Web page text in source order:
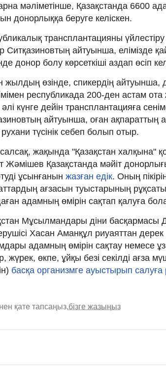
мәліметінше, Қазақстанда 6600
донорлыққа беруге келіскен.
трансплантацияны
Ситқазиновтың айтуынша, елімізде
донор болу көрсеткіші аздап өсіп
жылдың өзінде, спикердің айтуынша,
республикада 200-ден астам
күнге дейін трансплантацияға
айтуынша, оған ақпараттың
түсінік себеп болып отыр.
жақында "Қазақстан халқына"
Жәмішев Қазақстанда мәйіт
ұсынғанын жазған едік. Оның
ағзасын туыстарының
адамның өмірін сақтап қалуға
Мұсылмандары діни басқармасы
Хасан Аманқұл риуаяттан
адамның өмірін сақтау немесе
жүрек, өкпе, ұйқы безі секілді ағза
басқа организмге ауыстырып салуға
қате тапсаңыз,бізге жазыңыз